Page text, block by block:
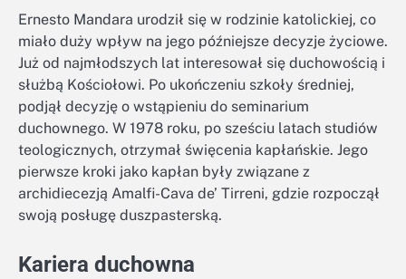
Ernesto Mandara urodził się w rodzinie katolickiej, co
miało duży wpływ na jego późniejsze decyzje życiowe.
Już od najmłodszych lat interesował się duchowością i
służbą Kościołowi. Po ukończeniu szkoły średniej,
podjął decyzję o wstąpieniu do seminarium
duchownego. W 1978 roku, po sześciu latach studiów
teologicznych, otrzymał święcenia kapłańskie. Jego
pierwsze kroki jako kapłan były związane z
archidiecezją Amalfi-Cava de’ Tirreni, gdzie rozpoczął
swoją posługę duszpasterską.
Kariera duchowna